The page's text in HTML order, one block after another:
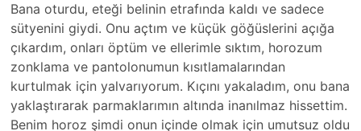
Bana oturdu, eteği belinin etrafında kaldı ve sadece
sütyenini giydi. Onu açtım ve küçük göğüslerini açığa
çıkardım, onları öptüm ve ellerimle sıktım, horozum
zonklama ve pantolonumun kısıtlamalarından
kurtulmak için yalvarıyorum. Kıçını yakaladım, onu bana
yaklaştırarak parmaklarımın altında inanılmaz hissettim.
Benim horoz şimdi onun içinde olmak için umutsuz oldu